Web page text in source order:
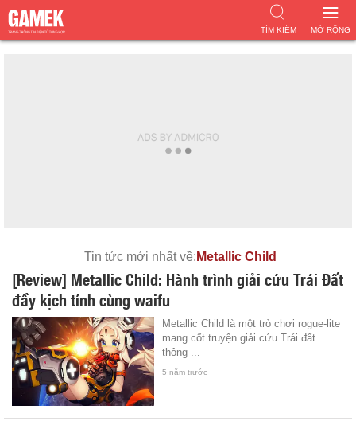
MỞ RỘNG
TÌM KIẾM
Tin tức mới nhất về: Metallic Child
[Review] Metallic Child: Hành trình giải cứu Trái Đất
đầy kịch tính cùng waifu
Metallic Child là một trò chơi rogue-lite
mang cốt truyện giải cứu Trái đất
thông ...
5 năm trước